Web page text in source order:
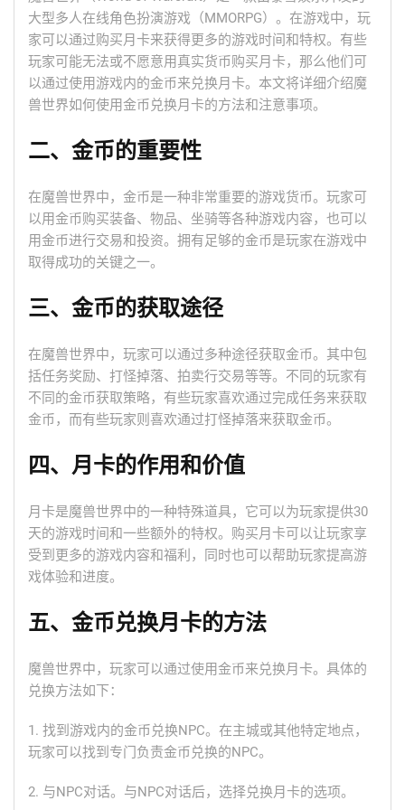
大型多人在线角色扮演游戏（MMORPG）。在游戏中，玩
家可以通过购买月卡来获得更多的游戏时间和特权。有些
玩家可能无法或不愿意用真实货币购买月卡，那么他们可
以通过使用游戏内的金币来兑换月卡。本文将详细介绍魔
兽世界如何使用金币兑换月卡的方法和注意事项。
二、金币的重要性
在魔兽世界中，金币是一种非常重要的游戏货币。玩家可
以用金币购买装备、物品、坐骑等各种游戏内容，也可以
用金币进行交易和投资。拥有足够的金币是玩家在游戏中
取得成功的关键之一。
三、金币的获取途径
在魔兽世界中，玩家可以通过多种途径获取金币。其中包
括任务奖励、打怪掉落、拍卖行交易等等。不同的玩家有
不同的金币获取策略，有些玩家喜欢通过完成任务来获取
金币，而有些玩家则喜欢通过打怪掉落来获取金币。
四、月卡的作用和价值
月卡是魔兽世界中的一种特殊道具，它可以为玩家提供30
天的游戏时间和一些额外的特权。购买月卡可以让玩家享
受到更多的游戏内容和福利，同时也可以帮助玩家提高游
戏体验和进度。
五、金币兑换月卡的方法
魔兽世界中，玩家可以通过使用金币来兑换月卡。具体的
兑换方法如下：
1. 找到游戏内的金币兑换NPC。在主城或其他特定地点，
玩家可以找到专门负责金币兑换的NPC。
2. 与NPC对话。与NPC对话后，选择兑换月卡的选项。